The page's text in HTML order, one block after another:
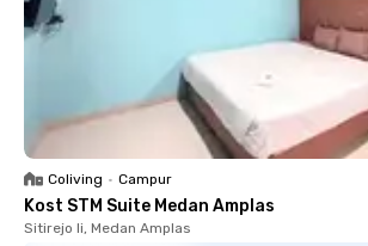
Coliving • Campur
Kost STM Suite Medan Amplas
Sitirejo Ii, Medan Amplas